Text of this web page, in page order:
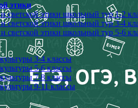
этики
этики школьный тур 1-2
этики школьный тур 3-4
этики школьный тур 5-6
3-4 классы
5-6 классы
7-8 классы
9-11 классы